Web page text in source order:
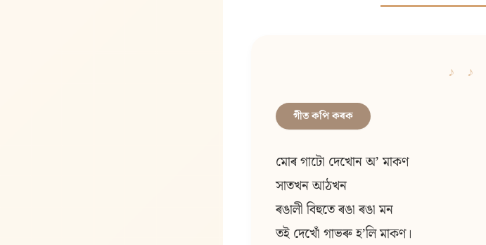
গীত কপি কৰক
মোৰ গাটো দেখোন অʼ মাকণ
সাতখন আঠখন
ৰঙালী বিহুতে ৰঙা ৰঙা মন
তই দেখোঁ গাভৰু হʼলি মাকণ।